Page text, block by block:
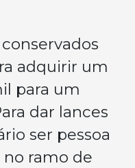
adquirir um
para um
dar lances
ser pessoa
ramo de